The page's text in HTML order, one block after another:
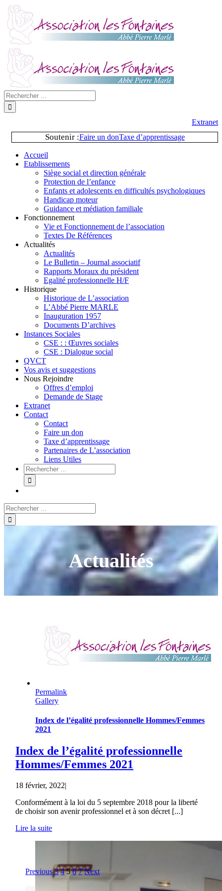
Extranet
Soutenir :Faire un donTaxe d’apprentissage
Accueil
Etablissements
Siège social et direction générale
Protection de l’enfance
Enfants et adolescents en difficultés psychologiques
Handicap moteur
Guidance et médiation familiale
Fonctionnement
Vie et Fonctionnement de l’association
Textes De Références
Actualités
Actualités
Le Bulletin – Journal associatif
Rapports Moraux du président
Egalité professionnelle H/F
Historique
Historique de L’association
L’Abbé Pierre MARLE
Inauguration 1957
Documents D’archives
Instances Sociales
CSE : : Œuvres sociales
CSE : Dialogue social
QVCT
Vos avis et suggestions
Nous Rejoindre
Offres d’emploi
Demande de Stage
Extranet
Contact
Contact
Faire un don
Taxe d’apprentissage
Partenaires de L’association
Liens Utiles
Actualités
Permalink
Gallery
Index de l’égalité professionnelle Hommes/Femmes
2021
Index de l’égalité professionnelle
Hommes/Femmes 2021
18 février, 2022|
Conformément à la loi du 5 septembre 2018 pour la liberté
de choisir son avenir professionnel et à son décret [...]
Lire la suite
Previous 3 4 5 6 7 Next